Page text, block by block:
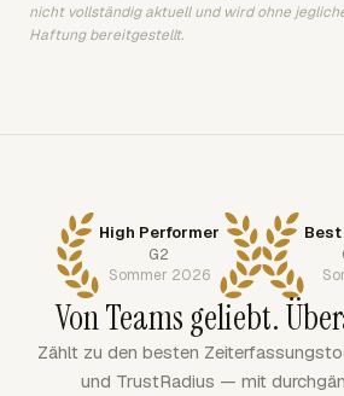
nicht vollständig aktuell und wird ohne
Haftung bereitgestellt.
High Performer
G2
Sommer 2026
Best
Von Teams geliebt.
Zählt zu den besten
und TrustRadius — mit